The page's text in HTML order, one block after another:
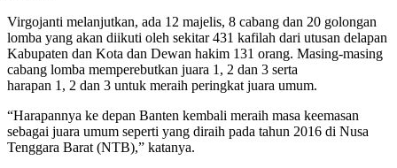
Virgojanti melanjutkan, ada 12 majelis, 8 cabang dan 20 golongan
lomba yang akan diikuti oleh sekitar 431 kafilah dari utusan delapan
Kabupaten dan Kota dan Dewan hakim 131 orang. Masing-masing
cabang lomba memperebutkan juara 1, 2 dan 3 serta
harapan 1, 2 dan 3 untuk meraih peringkat juara umum.
“Harapannya ke depan Banten kembali meraih masa keemasan
sebagai juara umum seperti yang diraih pada tahun 2016 di Nusa
Tenggara Barat (NTB),” katanya.